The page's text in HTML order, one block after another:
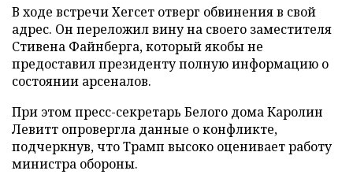
В ходе встречи Хегсет отверг обвинения в свой
адрес. Он переложил вину на своего заместителя
Стивена Файнберга, который якобы не
предоставил президенту полную информацию о
состоянии арсеналов.
При этом пресс-секретарь Белого дома Каролин
Левитт опровергла данные о конфликте,
подчеркнув, что Трамп высоко оценивает работу
министра обороны.